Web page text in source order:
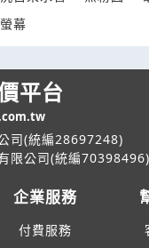
代理
詢價
幕
平台
司(統編28697248)
限公司(統編70398496)
企業服務
付費服務